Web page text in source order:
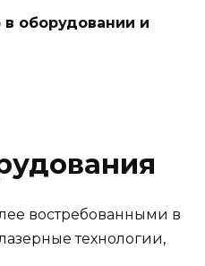
оборудовании и
востребованными в
технологии,